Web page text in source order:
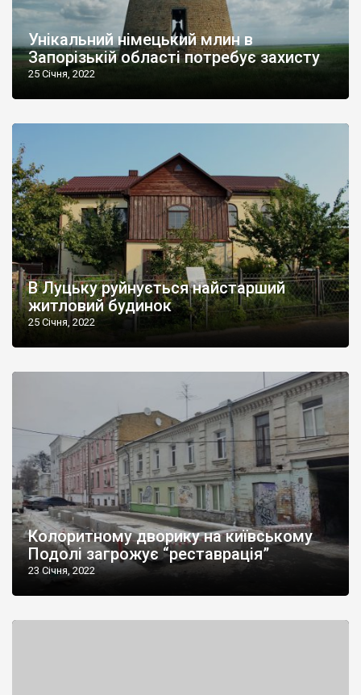
Унікальний німецький млин в
Запорізькій області потребує захисту
25 Січня, 2022
В Луцьку руйнується найстарший
житловий будинок
25 Січня, 2022
Колоритному дворику на київському
Подолі загрожує “реставрація”
23 Січня, 2022